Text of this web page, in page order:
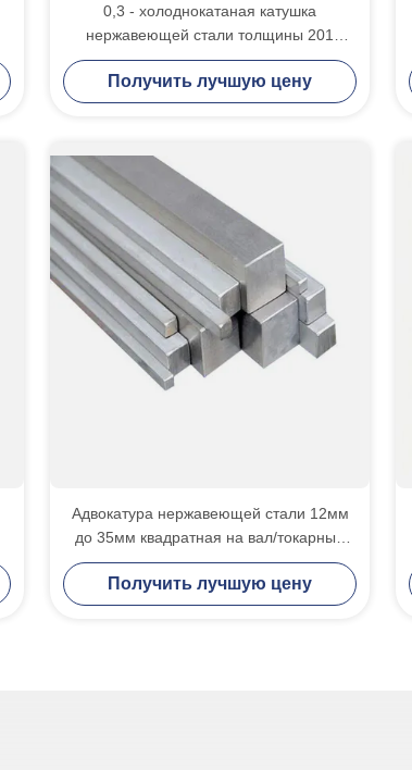
0,3 - холоднокатаная катушка
нержавеющей стали толщины 201
3.0мм
Получить лучшую цену
Адвокатура нержавеющей стали 12мм
до 35мм квадратная на вал/токарный
станок длина 2м до 6.5м
Получить лучшую цену